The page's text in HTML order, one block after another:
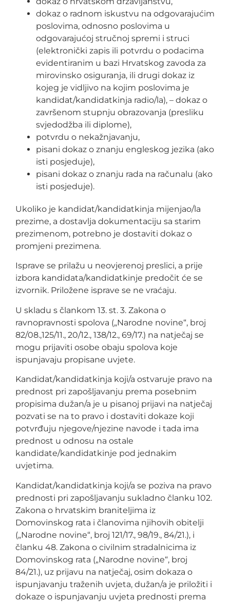
dokaz o radnom iskustvu na odgovarajućim
poslovima, odnosno poslovima u
odgovarajućoj stručnoj spremi i struci
(elektronički zapis ili potvrdu o podacima
evidentiranim u bazi Hrvatskog zavoda za
mirovinsko osiguranja, ili drugi dokaz iz
kojeg je vidljivo na kojim poslovima je
kandidat/kandidatkinja radio/la), – dokaz o
završenom stupnju obrazovanja (presliku
svjedodžba ili diplome),
potvrdu o nekažnjavanju,
pisani dokaz o znanju engleskog jezika (ako
isti posjeduje),
pisani dokaz o znanju rada na računalu (ako
isti posjeduje).
Ukoliko je kandidat/kandidatkinja mijenjao/la
prezime, a dostavlja dokumentaciju sa starim
prezimenom, potrebno je dostaviti dokaz o
promjeni prezimena.
Isprave se prilažu u neovjerenoj preslici, a prije
izbora kandidata/kandidatkinje predočit će se
izvornik. Priložene isprave se ne vraćaju.
U skladu s člankom 13. st. 3. Zakona o
ravnopravnosti spolova („Narodne novine“, broj
82/08.,125/11., 20/12., 138/12., 69/17.) na natječaj se
mogu prijaviti osobe obaju spolova koje
ispunjavaju propisane uvjete.
Kandidat/kandidatkinja koji/a ostvaruje pravo na
prednost pri zapošljavanju prema posebnim
propisima dužan/a je u pisanoj prijavi na natječaj
pozvati se na to pravo i dostaviti dokaze koji
potvrđuju njegove/njezine navode i tada ima
prednost u odnosu na ostale
kandidate/kandidatkinje pod jednakim
uvjetima.
Kandidat/kandidatkinja koji/a se poziva na pravo
prednosti pri zapošljavanju sukladno članku 102.
Zakona o hrvatskim braniteljima iz
Domovinskog rata i članovima njihovih obitelji
(„Narodne novine“, broj 121/17., 98/19., 84/21.), i
članku 48. Zakona o civilnim stradalnicima iz
Domovinskog rata („Narodne novine“, broj
84/21.), uz prijavu na natječaj, osim dokaza o
ispunjavanju traženih uvjeta, dužan/a je priložiti i
dokaze o ispunjavanju uvjeta prednosti prema